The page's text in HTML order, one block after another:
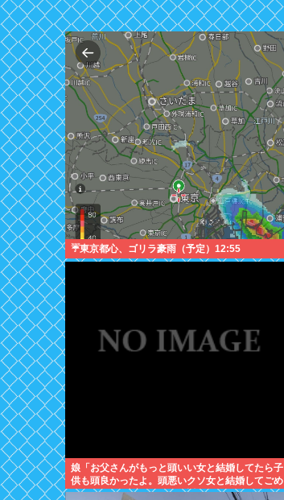
☔東京都心、ゴリラ豪雨（予定）12:55
娘「お父さんがもっと頭いい女と結婚してたら子
供も頭良かったよ。頭悪いクソ女と結婚してごめ
んなさいって謝れよ」どう返せばいい？